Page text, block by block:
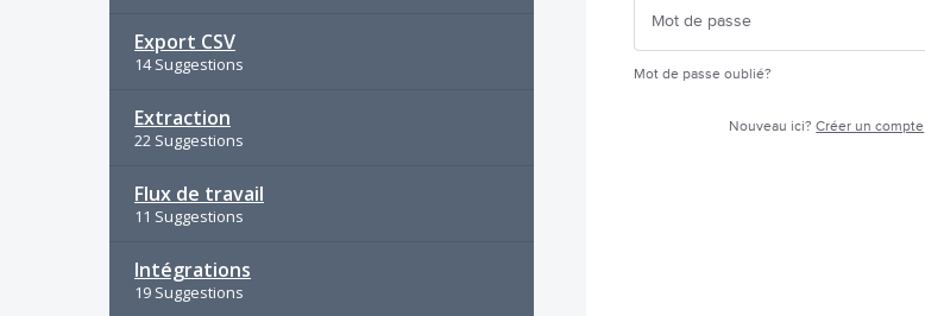
Export CSV
14 Suggestions
Extraction
22 Suggestions
Flux de travail
11 Suggestions
Intégrations
19 Suggestions
Mot de passe oublié?
Nouveau ici?Créer un compte